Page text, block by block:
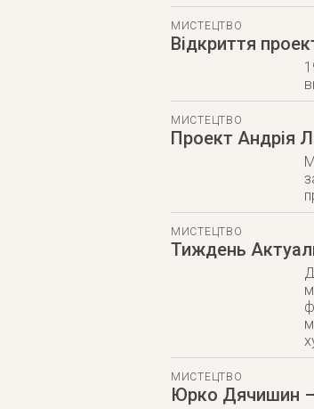
МИСТЕЦТВО
Відкриття
МИСТЕЦТВО
Проект Андрія
МИСТЕЦТВО
Тиждень
МИСТЕЦТВО
Юрко Дячишин –